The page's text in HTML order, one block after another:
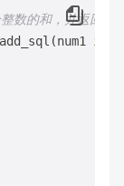
数的和，并返回结